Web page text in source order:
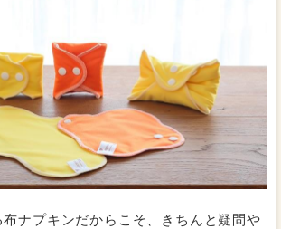
ナプキンだからこそ、きちんと疑問や